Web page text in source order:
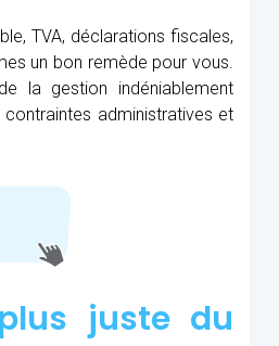
TVA, déclarations fiscales,
un bon remède pour vous.
la gestion indéniablement
administratives et
juste du